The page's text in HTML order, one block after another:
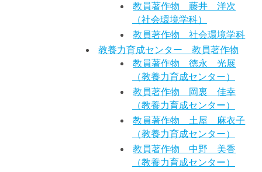
教員著作物 藤井 洋次
（社会環境学科）
教員著作物 社会環境学科
教養力育成センター 教員著作物
教員著作物 徳永 光展
（教養力育成センター）
教員著作物 岡裏 佳幸
（教養力育成センター）
教員著作物 土屋 麻衣子
（教養力育成センター）
教員著作物 中野 美香
（教養力育成センター）